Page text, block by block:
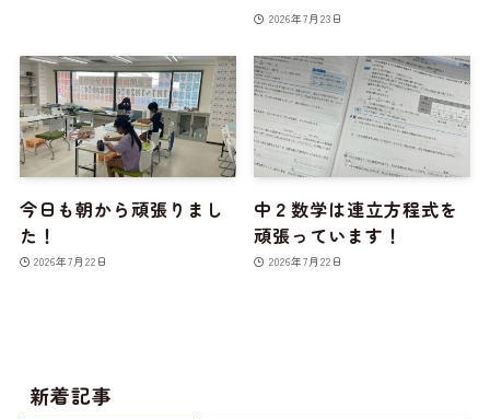
2026年7月23日
今日も朝から頑張りまし
た！
2026年7月22日
中２数学は連立方程式を
頑張っています！
2026年7月22日
新着記事